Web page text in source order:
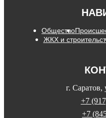
Общество
ЖКХ и
г. Саратов,
+7
+7